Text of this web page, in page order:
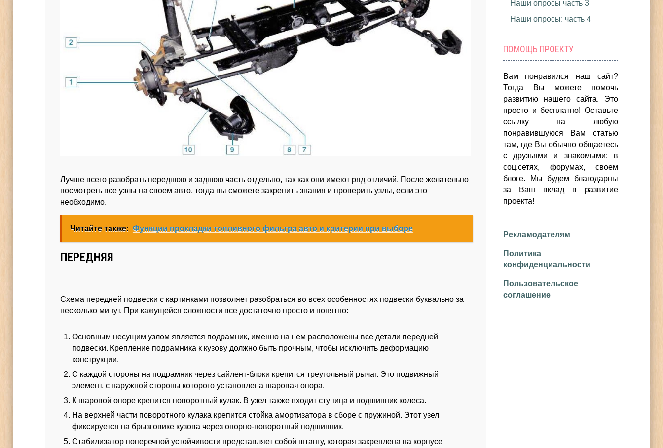
Лучше всего разобрать переднюю и заднюю часть отдельно, так как они имеют ряд отличий. После желательно
посмотреть все узлы на своем авто, тогда вы сможете закрепить знания и проверить узлы, если это
необходимо.
Читайте также: Функции прокладки топливного фильтра авто и критерии при выборе
ПЕРЕДНЯЯ
Схема передней подвески с картинками позволяет разобраться во всех особенностях подвески буквально за
несколько минут. При кажущейся сложности все достаточно просто и понятно:
Основным несущим узлом является подрамник, именно на нем расположены все детали передней
подвески. Крепление подрамника к кузову должно быть прочным, чтобы исключить деформацию
конструкции.
С каждой стороны на подрамник через сайлент-блоки крепится треугольный рычаг. Это подвижный
элемент, с наружной стороны которого установлена шаровая опора.
К шаровой опоре крепится поворотный кулак. В узел также входит ступица и подшипник колеса.
На верхней части поворотного кулака крепится стойка амортизатора в сборе с пружиной. Этот узел
фиксируется на брызговике кузова через опорно-поворотный подшипник.
Стабилизатор поперечной устойчивости представляет собой штангу, которая закреплена на корпусе
Наши опросы часть 3
Наши опросы: часть 4
ПОМОЩЬ ПРОЕКТУ
Вам понравился наш сайт?
Тогда Вы можете помочь
развитию нашего сайта. Это
просто и бесплатно! Оставьте
ссылку на любую
понравившуюся Вам статью
там, где Вы обычно общаетесь
с друзьями и знакомыми: в
соц.сетях, форумах, своем
блоге. Мы будем благодарны
за Ваш вклад в развитие
проекта!
Рекламодателям
Политика
конфиденциальности
Пользовательское
соглашение